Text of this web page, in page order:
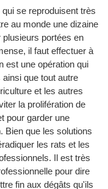
se reproduisent très
au monde une dizaine
portées en
il faut effectuer à
est une opération qui
que tout autre
et les autres
la prolifération de
pour garder une
Bien que les solutions
les rats et les
Il est très
pour dire
fin aux dégâts qu'ils